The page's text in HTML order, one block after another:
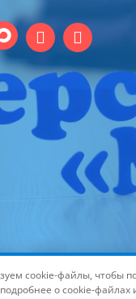
cookie-файлы, чтобы
о cookie-